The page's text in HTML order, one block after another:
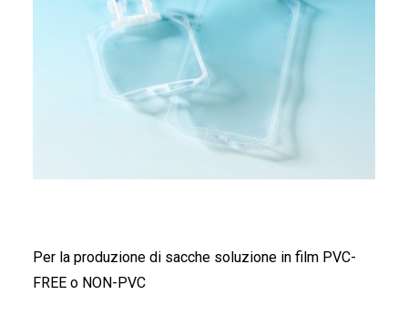
DEUTSCH
Per la produzione di sacche soluzione in film PVC-
FREE o NON-PVC